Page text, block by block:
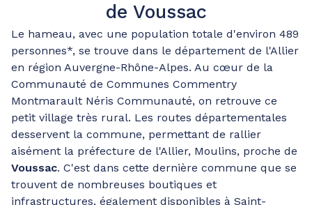
de Voussac
Le hameau, avec une population totale d'environ 489
personnes*, se trouve dans le département de l'Allier
en région Auvergne-Rhône-Alpes. Au cœur de la
Communauté de Communes Commentry
Montmarault Néris Communauté, on retrouve ce
petit village très rural. Les routes départementales
desservent la commune, permettant de rallier
aisément la préfecture de l'Allier, Moulins, proche de
Voussac. C'est dans cette dernière commune que se
trouvent de nombreuses boutiques et
infrastructures, également disponibles à Saint-